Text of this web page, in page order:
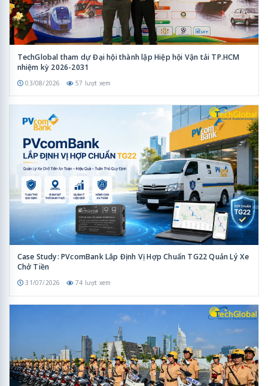
TechGlobal tham dự Đại hội thành lập Hiệp hội Vận tải TP.HCM
nhiệm kỳ 2026-2031
03/08/2026 57 lượt xem
Case Study: PVcomBank Lắp Định Vị Hợp Chuẩn TG22 Quản Lý Xe
Chở Tiền
31/07/2026 74 lượt xem